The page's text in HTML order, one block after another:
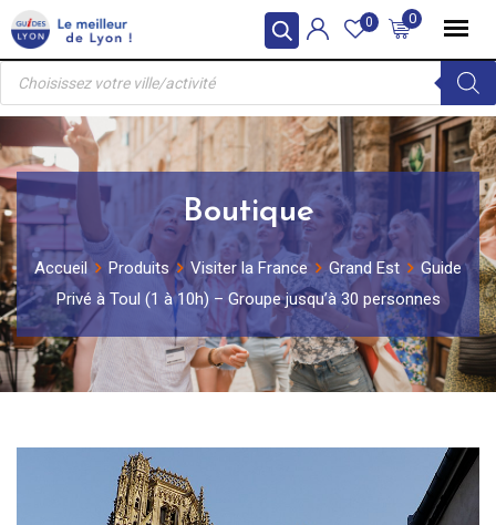
Skip
to
content
0
0
Recherche
produits
Boutique
Accueil Produits Visiter la France Grand Est
Guide
Privé à Toul (1 à 10h) – Groupe jusqu’à 30 personnes